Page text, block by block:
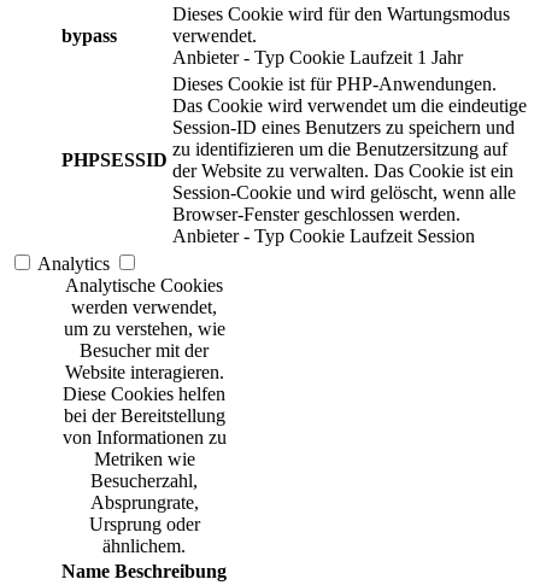
bypass
Dieses Cookie wird für den Wartungsmodus
verwendet.
Anbieter - Typ Cookie Laufzeit 1 Jahr
PHPSESSID
Dieses Cookie ist für PHP-Anwendungen.
Das Cookie wird verwendet um die eindeutige
Session-ID eines Benutzers zu speichern und
zu identifizieren um die Benutzersitzung auf
der Website zu verwalten. Das Cookie ist ein
Session-Cookie und wird gelöscht, wenn alle
Browser-Fenster geschlossen werden.
Anbieter - Typ Cookie Laufzeit Session
Analytics
Analytische Cookies
werden verwendet,
um zu verstehen, wie
Besucher mit der
Website interagieren.
Diese Cookies helfen
bei der Bereitstellung
von Informationen zu
Metriken wie
Besucherzahl,
Absprungrate,
Ursprung oder
ähnlichem.
Name Beschreibung